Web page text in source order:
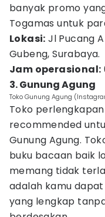
banyak promo
Togamas untuk
Lokasi: Jl Pucang
Gubeng, Surabaya.
Jam operasional:
3. Gunung Agung
Toko Gunung Agung
Toko
recommended
Gunung Agung.
buku bacaan baik
memang tidak
adalah kamu
yang lengkap